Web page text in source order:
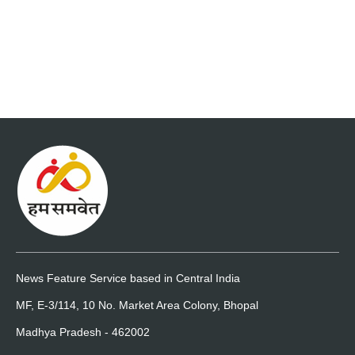
News Feature Service based in Central India
MF, E-3/114, 10 No. Market Area Colony, Bhopal
Madhya Pradesh - 462002